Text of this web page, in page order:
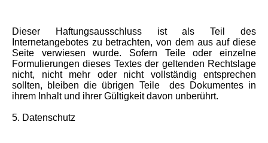
Dieser Haftungsausschluss ist als Teil des
Internetangebotes zu betrachten, von dem aus auf diese
Seite verwiesen wurde. Sofern Teile oder einzelne
Formulierungen dieses Textes der geltenden Rechtslage
nicht, nicht mehr oder nicht vollständig entsprechen
sollten, bleiben die übrigen Teile des Dokumentes in
ihrem Inhalt und ihrer Gültigkeit davon unberührt.
5. Datenschutz